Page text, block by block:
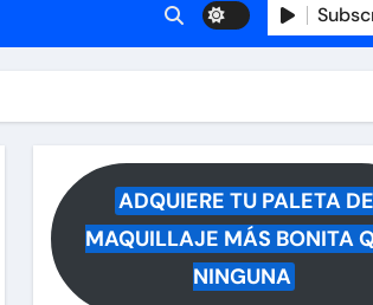
ADQUIERE TU PALETA DE
MAQUILLAJE MÁS BONITA
NINGUNA